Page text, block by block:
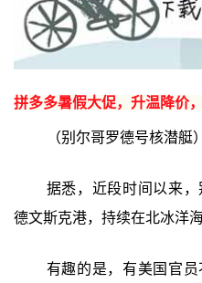
拼多多暑假大促，升温降价
（别尔哥罗德号核潜艇）
据悉，近段时间以来
德文斯克港，持续在北冰洋
有趣的是，有美国官